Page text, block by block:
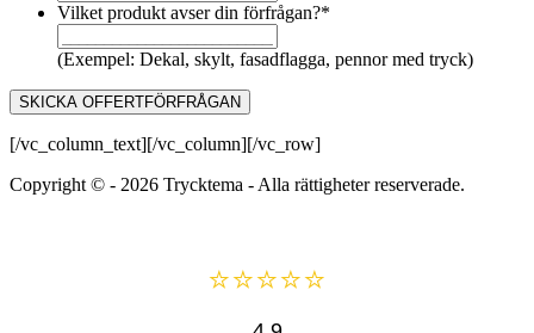
Vilket produkt avser din förfrågan?*
(Exempel: Dekal, skylt, fasadflagga, pennor med tryck)
[/vc_column_text][/vc_column][/vc_row]
Copyright © - 2026 Trycktema - Alla rättigheter reserverade.
⭐⭐⭐⭐⭐